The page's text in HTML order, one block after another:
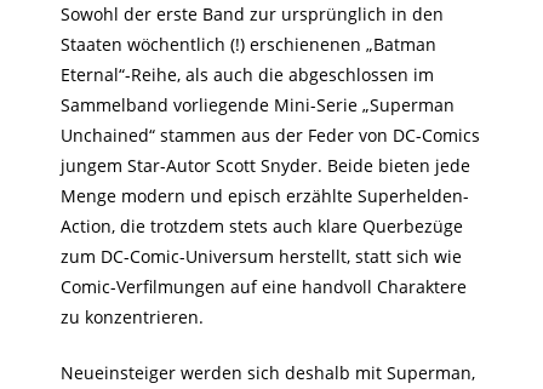
Sowohl der erste Band zur ursprünglich in den
Staaten wöchentlich (!) erschienenen „Batman
Eternal“-Reihe, als auch die abgeschlossen im
Sammelband vorliegende Mini-Serie „Superman
Unchained“ stammen aus der Feder von DC-Comics
jungem Star-Autor Scott Snyder. Beide bieten jede
Menge modern und episch erzählte Superhelden-
Action, die trotzdem stets auch klare Querbezüge
zum DC-Comic-Universum herstellt, statt sich wie
Comic-Verfilmungen auf eine handvoll Charaktere
zu konzentrieren.
Neueinsteiger werden sich deshalb mit Superman,